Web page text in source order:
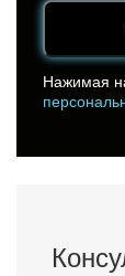
Нажимая